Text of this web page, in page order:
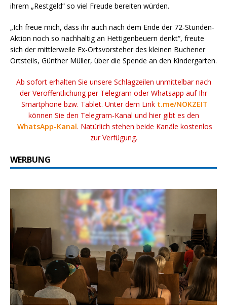
ihrem „Restgeld“ so viel Freude bereiten würden.
„Ich freue mich, dass ihr auch nach dem Ende der 72-Stunden-
Aktion noch so nachhaltig an Hettigenbeuern denkt“, freute
sich der mittlerweile Ex-Ortsvorsteher des kleinen Buchener
Ortsteils, Günther Müller, über die Spende an den Kindergarten.
Ab sofort erhalten Sie unsere Schlagzeilen unmittelbar nach
der Veröffentlichung per Telegram oder Whatsapp auf Ihr
Smartphone bzw. Tablet. Unter dem Link t.me/NOKZEIT
können Sie den Telegram-Kanal und hier gibt es den
WhatsApp-Kanal. Natürlich stehen beide Kanäle kostenlos
zur Verfügung.
WERBUNG